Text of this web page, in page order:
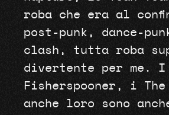
roba che era al
post-punk, dance-
clash, tutta roba
divertente per me. I
Fisherspooner, i
anche loro sono